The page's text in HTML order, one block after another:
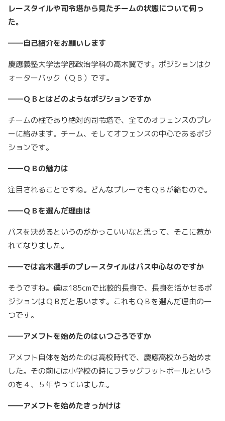
レースタイルや司令塔から見たチームの状態について伺っ
た。
――自己紹介をお願いします
慶應義塾大学法学部政治学科の高木翼です。ポジションはク
ォーターバック（ＱＢ）です。
――ＱＢとはどのようなポジションですか
チームの柱であり絶対的司令塔で、全てのオフェンスのプレ
ーに絡みます。チーム、そしてオフェンスの中心であるポジ
ションです。
――ＱＢの魅力は
注目されることですね。どんなプレーでもＱＢが絡むので。
――ＱＢを選んだ理由は
パスを決めるというのがかっこいいなと思って、そこに惹か
れてなりました。
――では高木選手のプレースタイルはパス中心なのですか
そうですね。僕は185cmで比較的長身で、長身を活かせるポ
ジションはＱＢだと思います。これもＱＢを選んだ理由の一
つです。
――アメフトを始めたのはいつごろですか
アメフト自体を始めたのは高校時代で、慶應高校から始めま
した。その前には小学校の時にフラッグフットボールという
のを４、５年やっていました。
――アメフトを始めたきっかけは